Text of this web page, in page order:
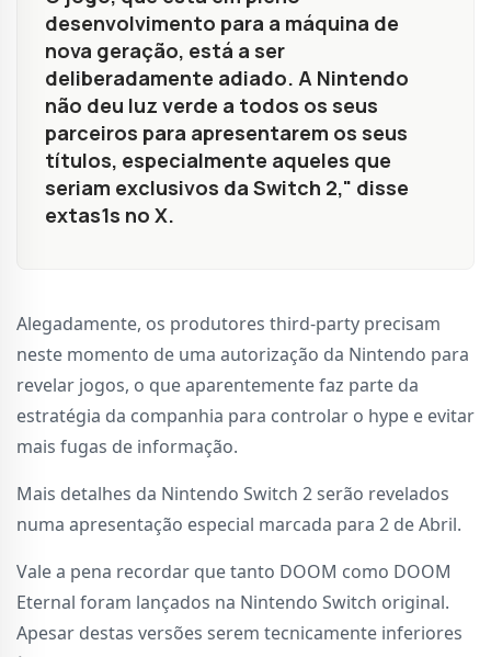
desenvolvimento para a máquina de
nova geração, está a ser
deliberadamente adiado. A Nintendo
não deu luz verde a todos os seus
parceiros para apresentarem os seus
títulos, especialmente aqueles que
seriam exclusivos da Switch 2," disse
extas1s no X.
Alegadamente, os produtores third-party precisam
neste momento de uma autorização da Nintendo para
revelar jogos, o que aparentemente faz parte da
estratégia da companhia para controlar o hype e evitar
mais fugas de informação.
Mais detalhes da Nintendo Switch 2 serão revelados
numa apresentação especial marcada para 2 de Abril.
Vale a pena recordar que tanto DOOM como DOOM
Eternal foram lançados na Nintendo Switch original.
Apesar destas versões serem tecnicamente inferiores